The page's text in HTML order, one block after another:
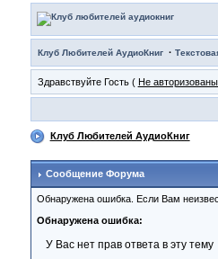
Клуб Любителей АудиоКниг·
Здравствуйте Гость ( Не
Клуб Любителей АудиоКниг
Сообщение Форума
Обнаружена ошибка. Если Вам
Обнаружена ошибка:
У Вас нет прав ответа в эту тему